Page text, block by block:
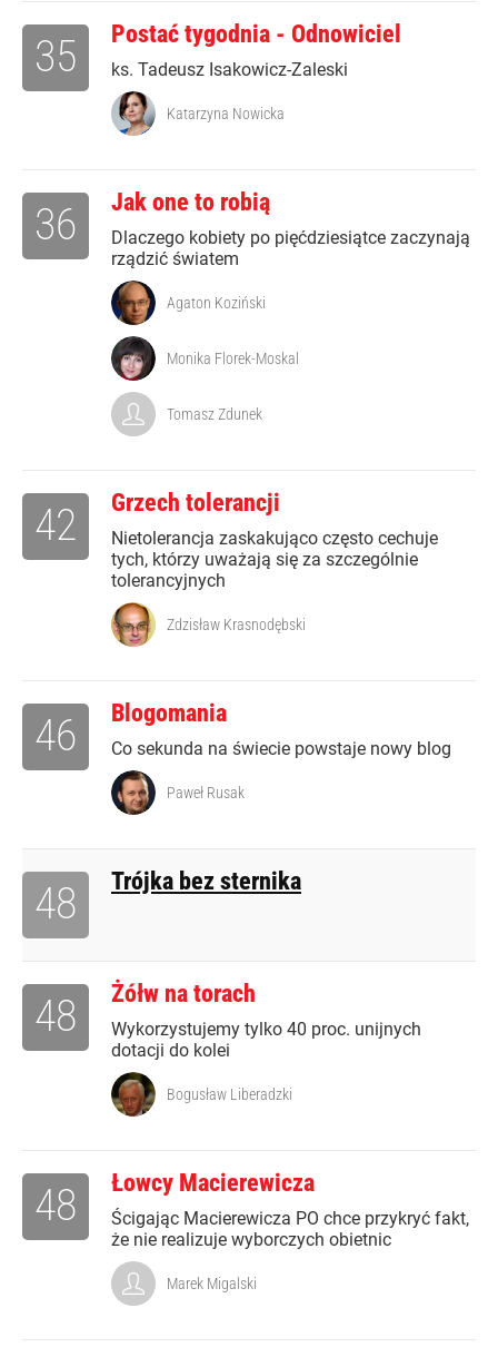
Postać tygodnia - Odnowiciel
ks. Tadeusz Isakowicz-Zaleski
35
Katarzyna Nowicka
Jak one to robią
Dlaczego kobiety po pięćdziesiątce zaczynają
rządzić światem
36
Agaton Koziński
Monika Florek-Moskal
Tomasz Zdunek
Grzech tolerancji
Nietolerancja zaskakująco często cechuje
tych, którzy uważają się za szczególnie
tolerancyjnych
42
Zdzisław Krasnodębski
Blogomania
Co sekunda na świecie powstaje nowy blog
46
Paweł Rusak
Trójka bez sternika
48
Żółw na torach
Wykorzystujemy tylko 40 proc. unijnych
dotacji do kolei
48
Bogusław Liberadzki
Łowcy Macierewicza
Ścigając Macierewicza PO chce przykryć fakt,
że nie realizuje wyborczych obietnic
48
Marek Migalski